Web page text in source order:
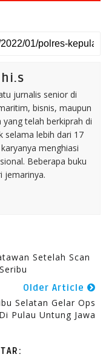
jurnalis senior di
bisnis, maupun
telah berkiprah di
selama lebih dari 17
menghiasi
Beberapa buku
jemarinya.
Setelah Scan
Older Article
Selatan Gelar Ops
Pulau Untung Jawa